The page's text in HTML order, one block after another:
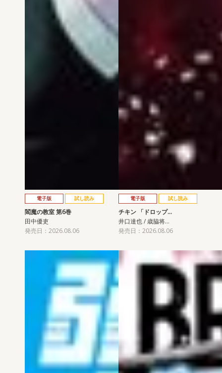
電子版 試し読み
閻魔の教室 第6巻
田中優吏
発売日：2026.08.06
電子版 試し読み
チキン 「ドロップ…
井口達也 / 歳脇将…
発売日：2026.08.06